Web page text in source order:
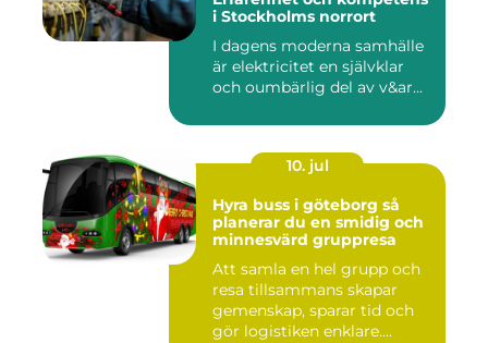
i Stockholms norrort
I dagens moderna samhälle
är elektricitet en självklar
och oumbärlig del av v&ar...
10. jul
Hyra buss i göteborg så
planerar du en smidig och
minnesvärd gruppresa
Att samla en hel grupp och
resa tillsammans skapar
gemenskap, sparar tid och
gör logistiken enklare....